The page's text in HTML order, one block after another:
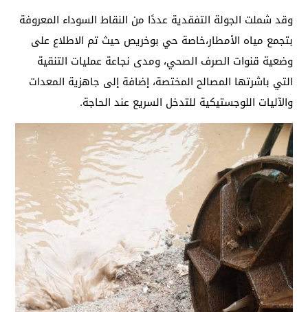
وقد شملت الجولة التفقدية عددًا من النقاط السوداء المعروفة
بتجمع مياه الأمطار،خاصة حي بوخريص حيث تم الاطلاع على
وضعية قنوات الصرف الصحي، ومدى نجاعة عمليات التنقية
التي باشرتها المصالح المختصة، إضافة إلى جاهزية المعدات
والآليات اللوجستيكية للتدخل السريع عند الحاجة.